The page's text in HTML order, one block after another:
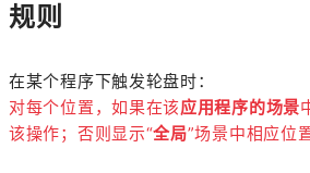
规则
在某个程序下触发轮盘时：
对每个位置，如果在该应用程序的场景
该操作；否则显示“全局”场景中相应位